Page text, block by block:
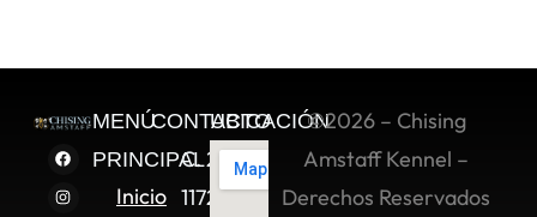
MENÚ
PRINCIPAL
Inicio
CONTACTO
C. 2 Sur
11722,
UBICACIÓN©2026 – Chising
Amstaff Kennel –
Derechos Reservados